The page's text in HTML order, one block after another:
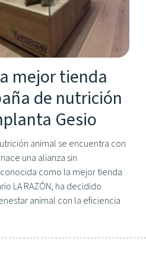
mejor tienda
de nutrición
Gesio
animal se encuentra con
una alianza sin
como la mejor tienda
LA RAZÓN, ha decidido
animal con la eficiencia